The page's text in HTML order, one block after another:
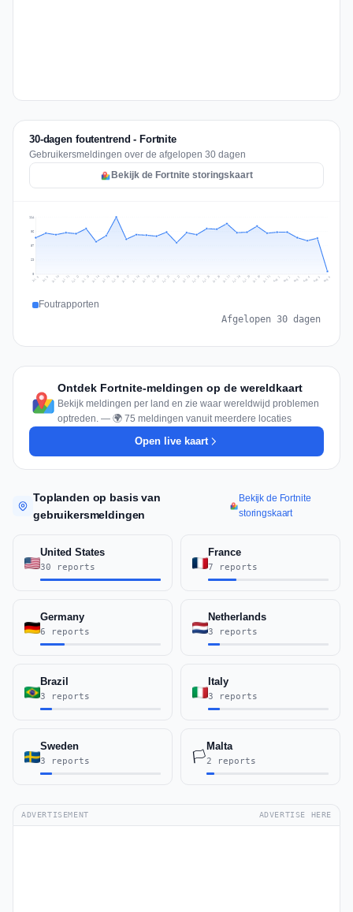
30-dagen foutentrend - Fortnite
Gebruikersmeldingen over de afgelopen 30 dagen
Bekijk de Fortnite storingskaart
29
57
86
114
Jul 8 Jul 9 Jul 10 Jul 11 Jul 12 Jul 13 Jul 14 Jul 15 Jul 16 Jul 17 Jul 18 Jul 19 Jul 20 Jul 21 Jul 22 Jul 23 Jul 24 Jul 25 Jul 26 Jul 27 Jul 28 Jul 29 Jul 30 Jul 31 Aug 1 Aug 2 Aug 3 Aug 4 Aug 5 Aug 6
Foutrapporten
Afgelopen 30 dagen
Ontdek Fortnite-meldingen op de wereldkaart
Bekijk meldingen per land en zie waar wereldwijd problemen
optreden. — 🌍 75 meldingen vanuit meerdere locaties
Open live kaart
Toplanden op basis van
gebruikersmeldingen
Bekijk de Fortnite
storingskaart
United States
30 reports
France
7 reports
Germany
6 reports
Netherlands
3 reports
Brazil
3 reports
Italy
3 reports
Sweden
3 reports 🏳️
Malta
2 reports
ADVERTISEMENT ADVERTISE HERE